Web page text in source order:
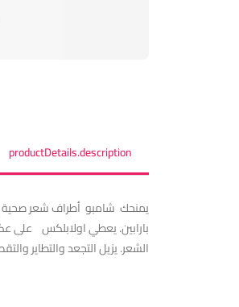
productDetails.description
يمنحك شامبو أطراف شعر صحية
بارابين. يعطي اولابلكس على
الشعر. يزيل التجعد والتطاير